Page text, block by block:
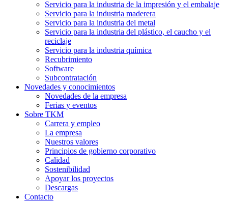
Servicio para la industria de la impresión y el embalaje
Servicio para la industria maderera
Servicio para la industria del metal
Servicio para la industria del plástico, el caucho y el
reciclaje
Servicio para la industria química
Recubrimiento
Software
Subcontratación
Novedades y conocimientos
Novedades de la empresa
Ferias y eventos
Sobre TKM
Carrera y empleo
La empresa
Nuestros valores
Principios de gobierno corporativo
Calidad
Sostenibilidad
Apoyar los proyectos
Descargas
Contacto